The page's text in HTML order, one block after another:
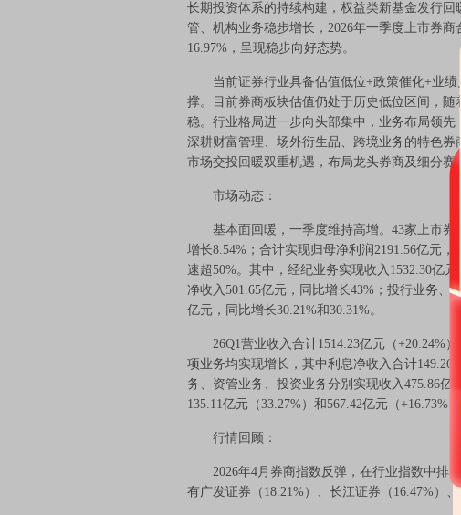
长期投资体系的持续构建，权益类新基金发行
管、机构业务稳步增长，2026年一季度上市券
16.97%，呈现稳步向好态势。
当前证券行业具备估值低位+政策催化+业绩
撑。目前券商板块估值仍处于历史低位区间，随
稳。行业格局进一步向头部集中，业务布局领先
深耕财富管理、场外衍生品、跨境业务的特色券
市场交投回暖双重机遇，布局龙头券商及细分赛
市场动态：
基本面回暖，一季度维持高增。43家上市券商
增长8.54%；合计实现归母净利润2191.56亿元，
速超50%。其中，经纪业务实现收入1532.30亿
净收入501.65亿元，同比增长43%；投行业务、
亿元，同比增长30.21%和30.31%。
26Q1营业收入合计1514.23亿元（+20.24%）
项业务均实现增长，其中利息净收入合计149.26
务、资管业务、投资业务分别实现收入475.86亿
135.11亿元（33.27%）和567.42亿元（+16.73%
行情回顾：
2026年4月券商指数反弹，在行业指数中排名
有广发证券（18.21%）、长江证券（16.47%）